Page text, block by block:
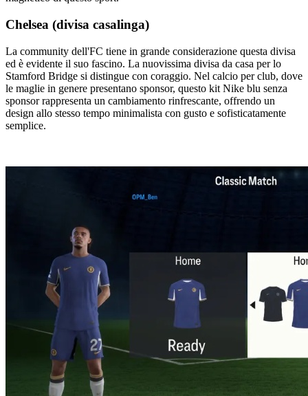
Chelsea (divisa casalinga)
La community dell'FC tiene in grande considerazione questa divisa
ed è evidente il suo fascino. La nuovissima divisa da casa per lo
Stamford Bridge si distingue con coraggio. Nel calcio per club, dove
le maglie in genere presentano sponsor, questo kit Nike blu senza
sponsor rappresenta un cambiamento rinfrescante, offrendo un
design allo stesso tempo minimalista con gusto e sofisticatamente
semplice.